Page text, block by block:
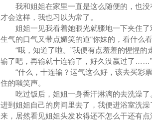
我和姐姐在家里一直是这么随便的，也没
才会这样，我也习以为常了。
姐姐一见我看着她眼光就骤地一下夹住了
生气的口气又带点媚笑的道“你妹的，看什么
“哦，知道了啦。”我便有点羞羞的惺惺的
输了吧，再输就十连输了，好久没赢过了……”
“什么，十连输？运气这么好，该去买彩
住的嗤笑声。
吃过饭后，姐姐一身香汗淋漓的去洗澡了
进到姐姐自己的房间里去了，我便进浴室洗
来，居然看见姐姐头发吹得还不怎么干还有